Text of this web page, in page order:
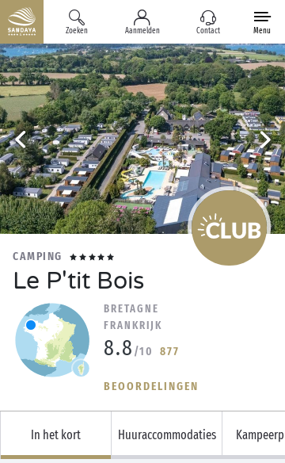
Zoeken Aanmelden Contact Menu
CAMPING
Le P'tit Bois
BRETAGNE
FRANKRIJK
8.8 /10 877
BEOORDELINGEN
In het kort Huuraccommodaties